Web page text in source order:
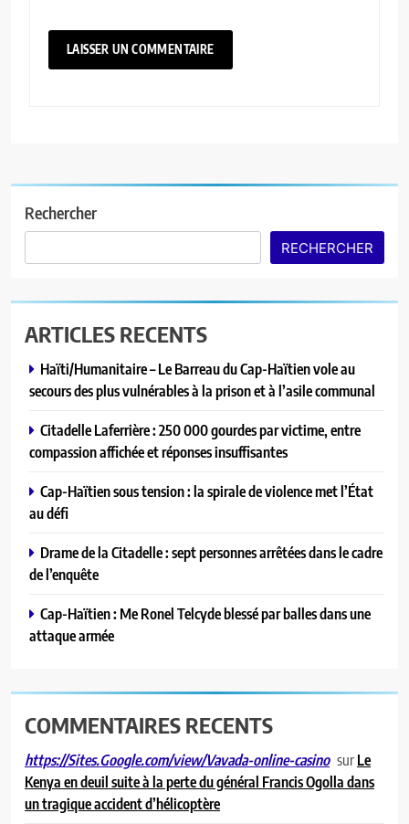
Rechercher
RECHERCHER
ARTICLES RECENTS
Haïti/Humanitaire – Le Barreau du Cap-Haïtien vole au
secours des plus vulnérables à la prison et à l’asile communal
Citadelle Laferrière : 250 000 gourdes par victime, entre
compassion affichée et réponses insuffisantes
Cap-Haïtien sous tension : la spirale de violence met l’État
au défi
Drame de la Citadelle : sept personnes arrêtées dans le cadre
de l’enquête
Cap-Haïtien : Me Ronel Telcyde blessé par balles dans une
attaque armée
COMMENTAIRES RECENTS
https://Sites.Google.com/view/Vavada-online-casino surLe
Kenya en deuil suite à la perte du général Francis Ogolla dans
un tragique accident d’hélicoptère